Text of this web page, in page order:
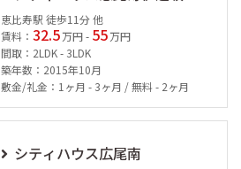
恵比寿駅 徒歩11分 他
賃料： 32.5 万円 - 55 万円
間取：2LDK - 3LDK
築年数：2015年10月
敷金/礼金：1ヶ月 - 3ヶ月 / 無料 - 2ヶ月
シティハウス広尾南